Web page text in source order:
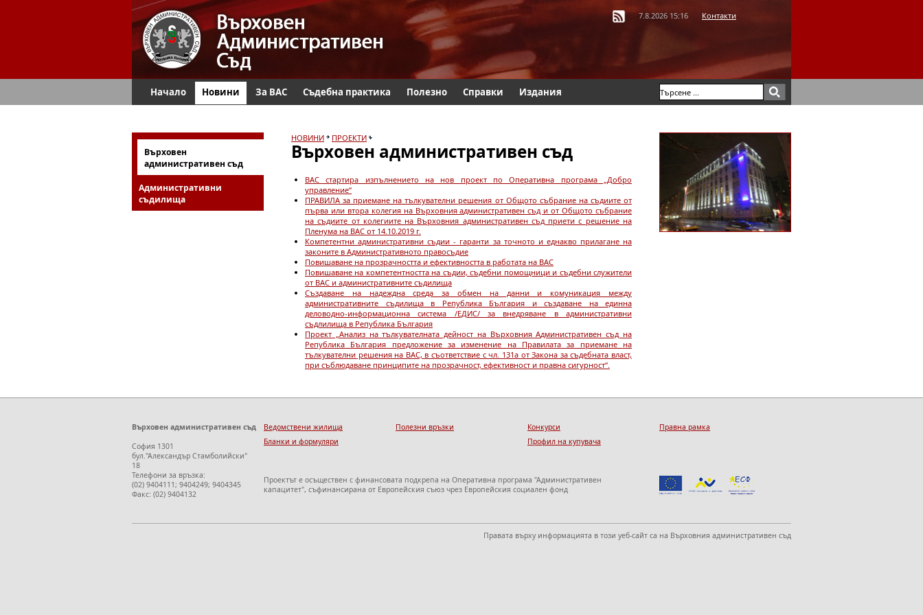
7.8.2026 15:16 Контакти
Начало Новини За ВАС Съдебна практика Полезно Справки Издания
Върховен
административен съд
Административни
съдилища
НОВИНИ ПРОЕКТИ
Върховен административен съд
ВАС стартира изпълнението на нов проект по Оперативна програма „Добро
управление“
ПРАВИЛА за приемане на тълкувателни решения от Общото събрание на съдиите от
първа или втора колегия на Върховния административен съд и от Общото събрание
на съдиите от колегиите на Върховния административен съд приети с решение на
Пленума на ВАС от 14.10.2019 г.
Компетентни административни съдии - гаранти за точното и еднакво прилагане на
законите в Административното правосъдие
Повишаване на прозрачността и ефективността в работата на ВАС
Повишаване на компетентността на съдии, съдебни помощници и съдебни служители
от ВАС и административните съдилища
Създаване на надеждна среда за обмен на данни и комуникация между
административните съдилища в Република България и създаване на единна
деловодно-информационна система /ЕДИС/ за внедряване в административни
съдлилища в Република България
Проект „Анализ на тълкувателната дейност на Върховния Административен съд на
Република България предложение за изменение на Правилата за приемане на
тълкувателни решения на ВАС, в съответствие с чл. 131а от Закона за съдебната власт,
при съблюдаване принципите на прозрачност, ефективност и правна сигурност“.
Върховен административен съд
София 1301
бул."Александър Стамболийски"
18
Телефони за връзка:
(02) 9404111; 9404249; 9404345
Факс: (02) 9404132
Ведомствени жилища
Бланки и формуляри
Полезни връзки
Конкурси
Профил на купувача
Правна рамка
Проектът е осъществен с финансовата подкрепа на Оперативна програма "Административен
капацитет", съфинансирана от Европейския съюз чрез Европейския социален фонд
Правата върху информацията в този уеб-сайт са на Върховния административен съд